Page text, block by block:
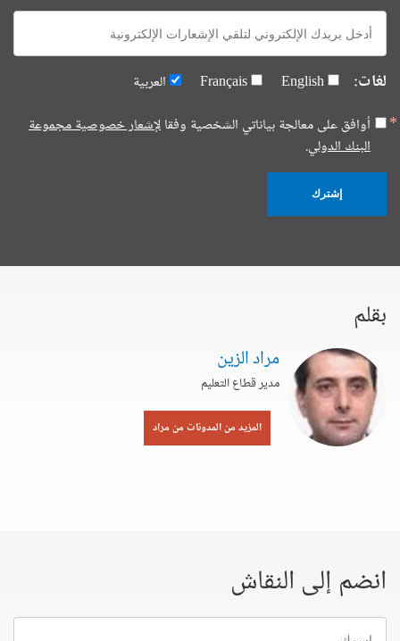
E-
mail:
لغات: English
Français
العربية
أوافق على معالجة بياناتي الشخصية وفقالإشعار خصوصية مجموعة
البنك الدولي.
إشترك
بقلم
مراد الزين
مدير قطاع التعليم
المزيد من المدونات من مراد
انضم إلى النقاش
إسمك